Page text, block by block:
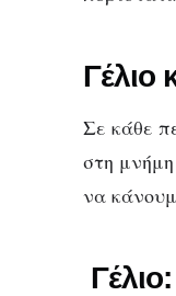
Γέλιο
Σε κάθε
στη
να